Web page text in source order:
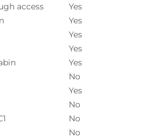
access
Yes
Yes
Yes
Yes
Yes
No
Yes
No
No
No